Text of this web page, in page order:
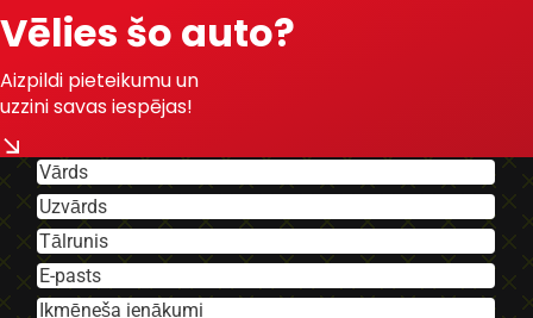
vadāmi logi.
apsildāmi
-Apsildāmas
priekšējās
sēdvietas.
-Gaisa
kondicionieris.
-Auto hold
Vēlies šo auto?
Aizpildi pieteikumu un
uzzini savas iespējas!